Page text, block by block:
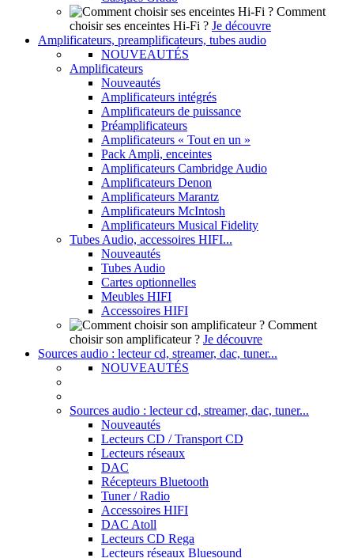
Comment
choisir ses enceintes Hi-Fi ? Je découvre
Amplificateurs, preamplificateurs, tubes audio
NOUVEAUTÉS
Amplificateurs
Nouveautés
Amplificateurs intégrés
Amplificateurs de puissance
Préamplificateurs
Amplificateurs « Tout en un »
Pack Ampli, enceintes
Amplificateurs Cambridge Audio
Amplificateurs Denon
Amplificateurs Marantz
Amplificateurs McIntosh
Amplificateurs Musical Fidelity
Tubes Audio, accessoires HIFI...
Nouveautés
Tubes Audio
Cartes optionnelles
Meubles HIFI
Accessoires HIFI
Comment
choisir son amplificateur ? Je découvre
Sources audio : lecteur cd, streamer, dac, tuner...
NOUVEAUTÉS
Sources audio : lecteur cd, streamer, dac, tuner...
Nouveautés
Lecteurs CD / Transport CD
Lecteurs réseaux
DAC
Récepteurs Bluetooth
Tuner / Radio
Accessoires HIFI
DAC Atoll
Lecteurs CD Rega
Lecteurs réseaux Bluesound